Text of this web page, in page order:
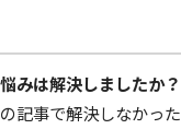
みは解決しましたか？
記事で解決しなかっ